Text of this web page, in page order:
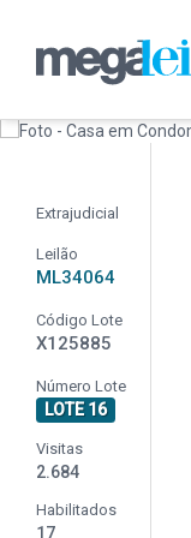
Extrajudicial
Leilão
ML34064
Código Lote
X125885
Número Lote
LOTE 16
Visitas
2.684
Habilitados
17